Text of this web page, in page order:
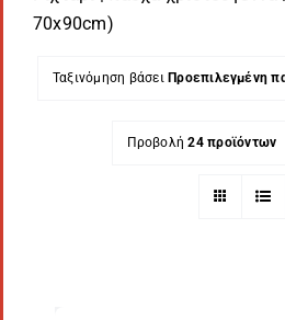
70x90cm)
Ταξινόμηση βάσει Προεπιλεγμένη
Προβολή24 προϊόντων